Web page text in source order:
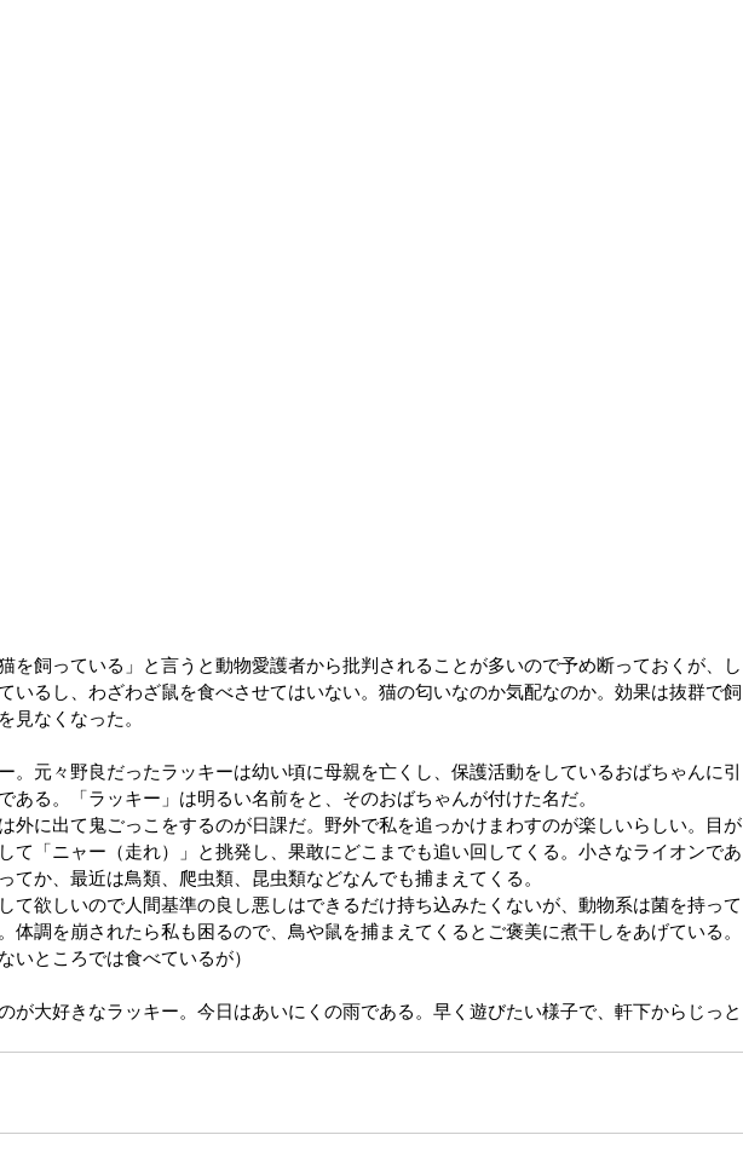
を飼っている」と言うと動物愛護者から批判されることが多いので予め断っておくが、し
いるし、わざわざ鼠を食べさせてはいない。猫の匂いなのか気配なのか。効果は抜群で飼
見なくなった。
。元々野良だったラッキーは幼い頃に母親を亡くし、保護活動をしているおばちゃんに引
ある。「ラッキー」は明るい名前をと、そのおばちゃんが付けた名だ。
外に出て鬼ごっこをするのが日課だ。野外で私を追っかけまわすのが楽しいらしい。目が
て「ニャー（走れ）」と挑発し、果敢にどこまでも追い回してくる。小さなライオンであ
てか、最近は鳥類、爬虫類、昆虫類などなんでも捕まえてくる。
て欲しいので人間基準の良し悪しはできるだけ持ち込みたくないが、 動物系は菌を持って
体調を崩されたら私も困るので、鳥や鼠を捕まえてくるとご褒美に煮干しをあげている。
いところでは食べているが）
が大好きなラッキー。今日はあいにくの雨である。早く遊びたい様子で、軒下からじっと